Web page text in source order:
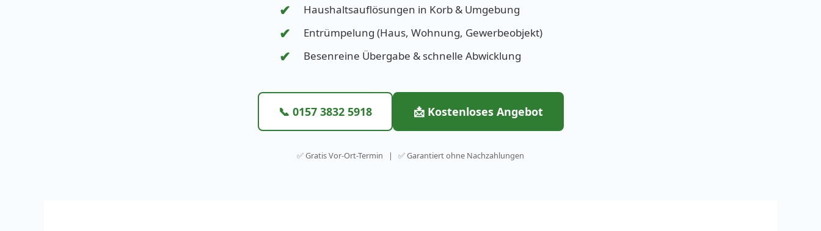
✔ Haushaltsauflösungen in Korb & Umgebung
✔ Entrümpelung (Haus, Wohnung, Gewerbeobjekt)
✔ Besenreine Übergabe & schnelle Abwicklung
📞 0157 3832 5918 📩 Kostenloses Angebot
✅ Gratis Vor-Ort-Termin | ✅ Garantiert ohne Nachzahlungen